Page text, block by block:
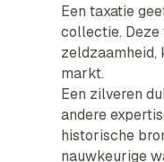
Een taxatie
collectie. Deze
zeldzaamheid,
markt.
Een zilveren
andere
historische
nauwkeurige